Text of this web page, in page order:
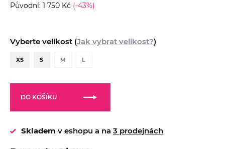
Původní: 1 750 Kč (-43%)
Vyberte velikost (Jak vybrat velikost?)
XS S M L
DO KOŠÍKU
Skladem v eshopu a na 3 prodejnách